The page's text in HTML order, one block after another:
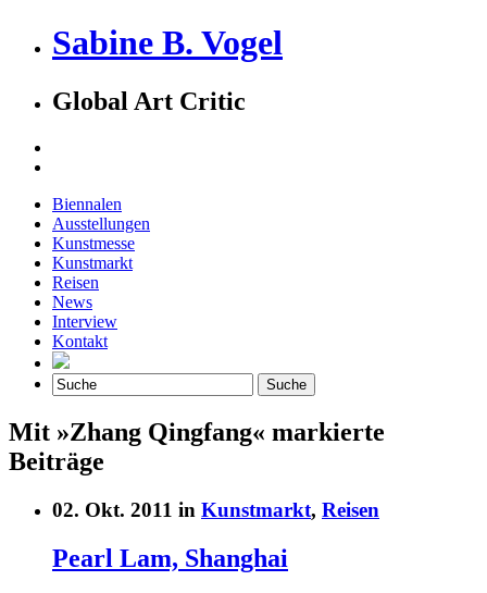
Sabine B. Vogel
Global Art Critic
Biennalen
Ausstellungen
Kunstmesse
Kunstmarkt
Reisen
News
Interview
Kontakt
Mit »Zhang Qingfang« markierte
Beiträge
02. Okt. 2011 in Kunstmarkt, Reisen
Pearl Lam, Shanghai